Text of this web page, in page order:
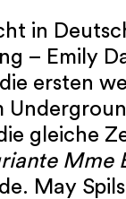
in
– Emily
ersten
gleiche
Mme
May